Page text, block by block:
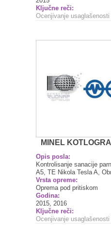
Ključne reči:
Ocenjivanje usaglašenosti
MINEL
Opis posla:
Kontrolisanje sanacije
A5, TE Nikola Tesla A,
Vrsta opreme:
Oprema pod pritiskom
Godina:
2015, 2016
Ključne reči:
Ocenjivanje usaglašenosti